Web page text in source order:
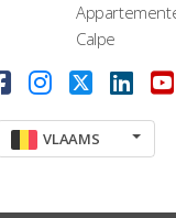
Calpe
VLAAMS